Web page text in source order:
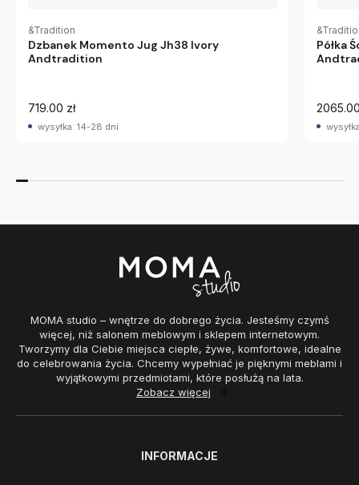
&Tradition
Dzbanek Momento Jug Jh38 Ivory
Andtradition
719.00 zł
wysyłka: 14-28 dni
Półka
MOMA studio – wnętrze do dobrego życia. Jesteśmy czymś
więcej, niż salonem meblowym i sklepem internetowym.
Tworzymy dla Ciebie miejsca ciepłe, żywe, komfortowe, idealne
do celebrowania życia. Chcemy wypełniać je pięknymi meblami i
wyjątkowymi przedmiotami, które posłużą na lata.
Zobacz więcej
INFORMACJE